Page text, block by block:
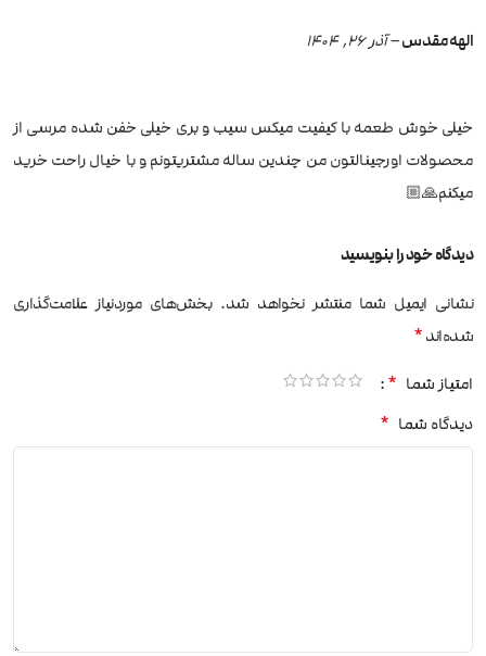
الهه مقدس–آذر 26, 1404
خیلی خوش طعمه با کیفیت میکس سیب و بری خیلی خفن شده مرسی از
محصولات اورجینالتون من چندین ساله مشتریتونم و با خیال راحت خرید
میکنم🙏🏼
دیدگاه خود را بنویسید
نشانی ایمیل شما منتشر نخواهد شد. بخش‌های موردنیاز علامت‌گذاری
شده‌اند*
امتیاز شما *
دیدگاه شما *